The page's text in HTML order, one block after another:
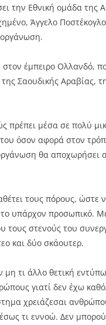
την Εθνική ομάδα
Άγγελο
έμπειρο Ολλανδό,
Σαουδικής Αραβίας,
μέσα σε πολύ
όσον αφορά στον
θα αποχωρήσει
τους πόρους, ώστε
υπάρχον προσωπικό.
στενούς του
και δύο σκάουτερ.
τι άλλο θετική
γιατί δεν έχω
χρειάζεσαι
τι εννοώ. Δεν